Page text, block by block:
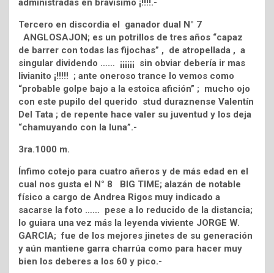
administradas en bravísimo ¡!!!!.-
Tercero en discordia el ganador dual N° 7
ANGLOSAJON; es un potrillos de tres años “capaz
de barrer con todas las fijochas” , de atropellada , a
singular dividendo …… ¡¡¡¡¡¡ sin obviar debería ir mas
livianito ¡!!!!! ; ante oneroso trance lo vemos como
“probable golpe bajo a la estoica afición” ; mucho ojo
con este pupilo del querido stud duraznense Valentín
Del Tata ; de repente hace valer su juventud y los deja
“chamuyando con la luna”.-
3ra.1000 m.
Ínfimo cotejo para cuatro añeros y de más edad en el
cual nos gusta el N° 8 BIG TIME; alazán de notable
físico a cargo de Andrea Rigos muy indicado a
sacarse la foto …… pese a lo reducido de la distancia;
lo guiara una vez más la leyenda viviente JORGE W.
GARCIA; fue de los mejores jinetes de su generación
y aún mantiene garra charrúa como para hacer muy
bien los deberes a los 60 y pico.-